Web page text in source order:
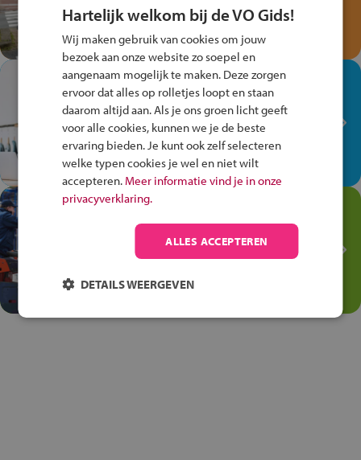
Speel het Fiets Veilig Verkeersspel
en win een Cortina-fiets!
In de winkel ben je op je
plek!
Ontdek via het vmbo jouw talent
op de winkelvloer, waar elke dag
anders is!
Jouw talent in de
Transport en Logistiek
Kies voor vmbo Transport en
thuiskomen!
Hartelijk welkom bij de VO Gids!
Wij maken gebruik van cookies om jouw
bezoek aan onze website zo soepel en
aangenaam mogelijk te maken. Deze zorgen
ervoor dat alles op rolletjes loopt en staan
daarom altijd aan. Als je ons groen licht geeft
voor alle cookies, kunnen we je de beste
ervaring bieden. Je kunt ook zelf selecteren
welke typen cookies je wel en niet wilt
accepteren. Meer informatie vind je in onze
privacyverklaring.
ALLES ACCEPTEREN
DETAILS WEERGEVEN